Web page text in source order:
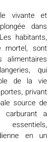
vivante et
dans
habitants,
mortel, sont
qui
de la vie
privant
source de
carburant a
en un